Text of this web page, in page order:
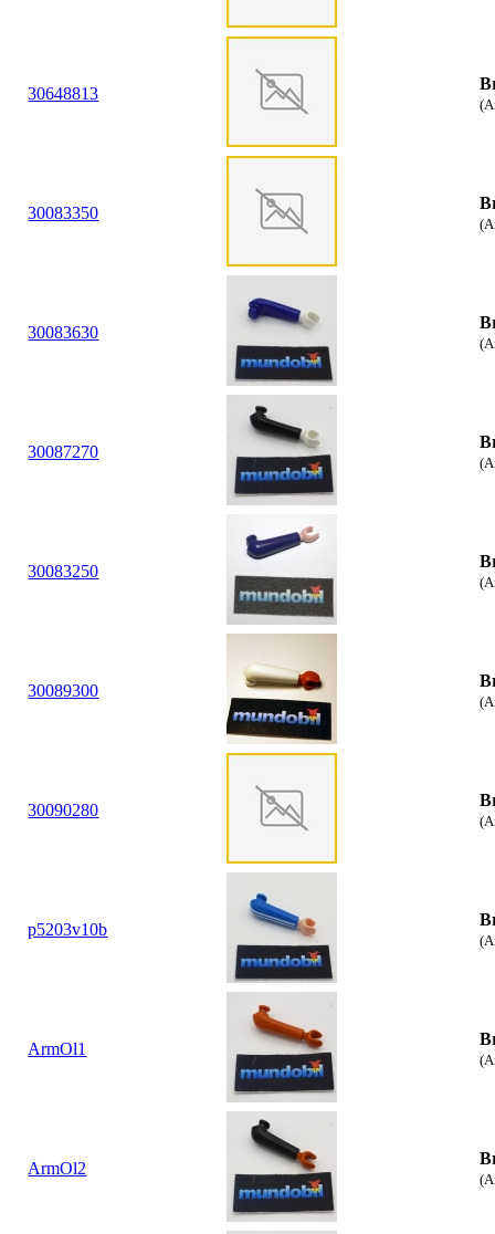
30648813
30083350
30083630
30087270
30083250
30089300
30090280
p5203v10b
ArmOl1
ArmOl2